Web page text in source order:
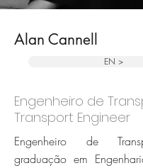
Alan Cannell
EN >
Engenheiro de
Transport Engineer
Engenheiro de
graduação em